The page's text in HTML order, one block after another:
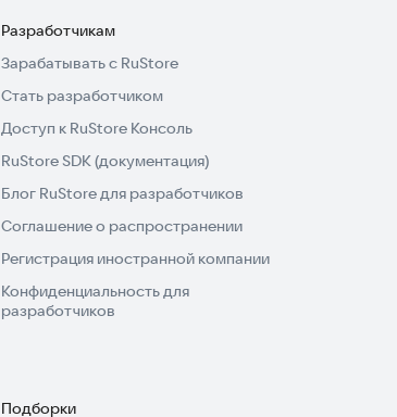
Разработчикам
Зарабатывать с RuStore
Стать разработчиком
Доступ к RuStore Консоль
RuStore SDK (документация)
Блог RuStore для разработчиков
Соглашение о распространении
Регистрация иностранной компании
Конфиденциальность для
разработчиков
Подборки